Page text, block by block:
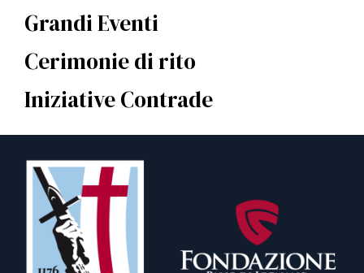
Grandi Eventi
Cerimonie di rito
Iniziative Contrade